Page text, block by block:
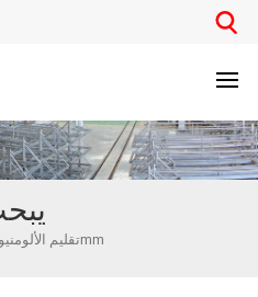
تقليم الألومنيوم 12mm